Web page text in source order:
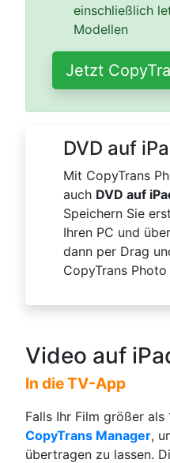
einschließlich
Modellen
Jetzt
DVD auf
Mit CopyTrans
auch DVD auf
Speichern Sie
Ihren PC und
dann per Drag
CopyTrans
Video auf
In die TV-App
Falls Ihr Film größer als
CopyTrans Manager,
übertragen zu lassen.